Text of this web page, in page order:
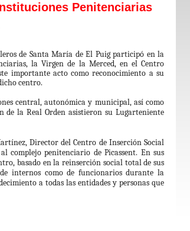
Penitenciarias
de Santa María de El Puig participó en la
la Virgen de la Merced, en el Centro
importante acto como reconocimiento a su
centro.
central, autonómica y municipal, así como
la Real Orden asistieron su Lugarteniente
Director del Centro de Inserción Social
complejo penitenciario de Picassent. En sus
basado en la reinserción social total de sus
internos como de funcionarios durante la
a todas las entidades y personas que